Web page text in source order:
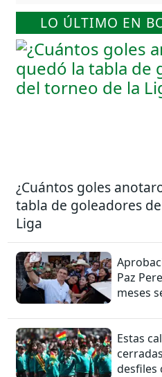
LO ÚLTIMO EN
¿Cuántos goles
tabla de goleadores
Liga
Paz
meses
Estas
desfiles